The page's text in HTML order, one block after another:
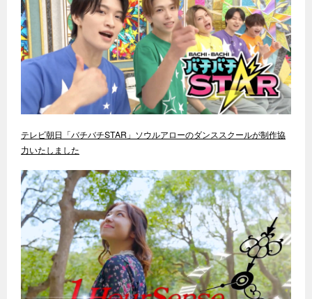
テレビ朝日「バチバチSTAR」ソウルアローのダンススクールが制作協
力いたしました